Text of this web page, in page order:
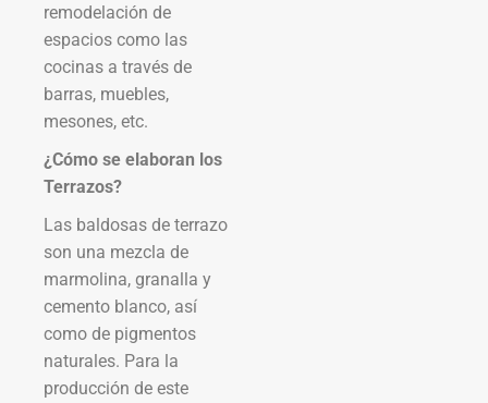
remodelación de
espacios como las
cocinas a través de
barras, muebles,
mesones, etc.
¿Cómo se elaboran los
Terrazos?
Las baldosas de terrazo
son una mezcla de
marmolina, granalla y
cemento blanco, así
como de pigmentos
naturales. Para la
producción de este